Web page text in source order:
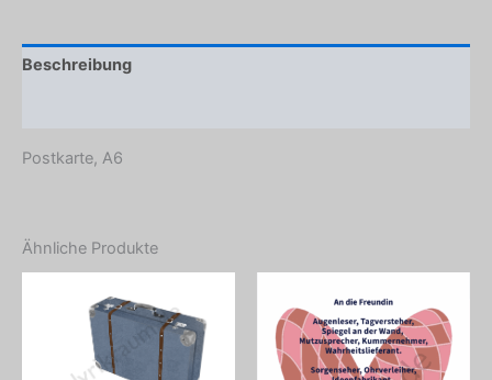
Beschreibung
Postkarte, A6
Ähnliche Produkte